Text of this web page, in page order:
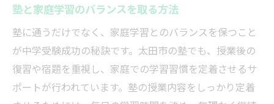
塾と家庭学習のバランスを取る方法
塾に通うだけでなく、家庭学習とのバランスを保つこと
が中学受験成功の秘訣です。太田市の塾でも、授業後の
復習や宿題を重視し、家庭での学習習慣を定着させるサ
ポートが行われています。塾の授業内容をしっかり定着